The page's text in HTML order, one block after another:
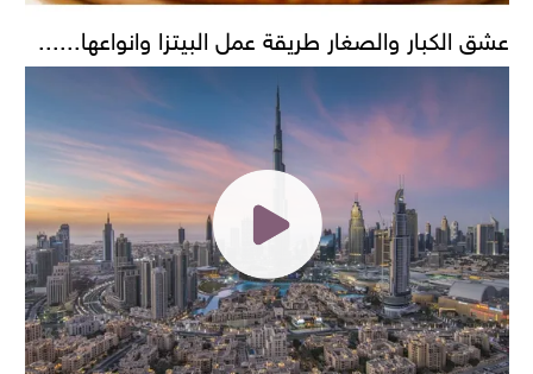
عشق الكبار والصغار طريقة عمل البيتزا وانواعها......